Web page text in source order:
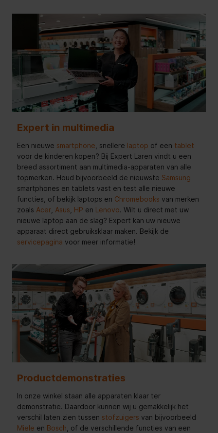
Expert in multimedia
Een nieuwe smartphone , snellere laptop of een tablet
voor de kinderen kopen? Bij Expert Laren vindt u een
breed assortiment aan multimedia-apparaten van alle
topmerken. Houd bijvoorbeeld de nieuwste Samsung
smartphones en tablets vast en test alle nieuwe
functies, of bekijk laptops en Chromebooks van merken
zoals Acer Asus HP en Lenovo. Wilt u direct met uw
nieuwe laptop aan de slag? Expert kan uw nieuwe
apparaat direct gebruiksklaar maken. Bekijk de
servicepagina voor meer informatie!
Productdemonstraties
In onze winkel staan alle apparaten klaar ter
demonstratie. Daardoor kunnen wij u gemakkelijk het
verschil laten zien tussen stofzuigers van bijvoorbeeld
Miele en Bosch , of de verschillende functies van een